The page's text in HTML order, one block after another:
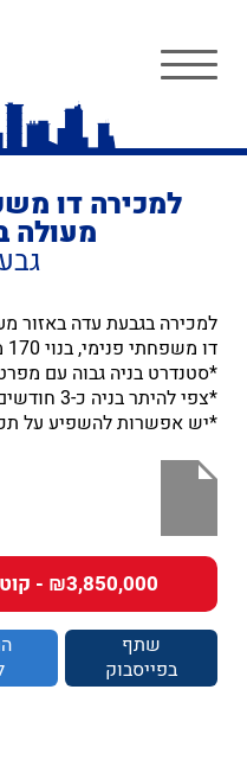
למכירה דו
מעולה
למכירה בגבעת עדה באזור
דו משפחתי פנימי, בנוי 170 מר על מגרש 280 מר מגרש.
*סטנדרט בניה גבוה עם
*צפי להיתר בניה כ-3 חודשים.
*יש אפשרות להשפיע על
₪3,850,000 - קוטג' / פרטי / דו-משפחתי
שתף
בפייסבוק